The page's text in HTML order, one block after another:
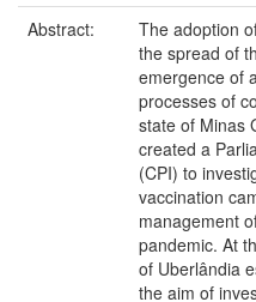
Abstract:
The adoption
the spread of
emergence of
processes of
state of Minas
created a
(CPI) to
vaccination
management
pandemic. At
of Uberlândia
the aim of